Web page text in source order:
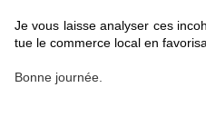
Je vous laisse analyser ces
tue le commerce local en
Bonne journée.